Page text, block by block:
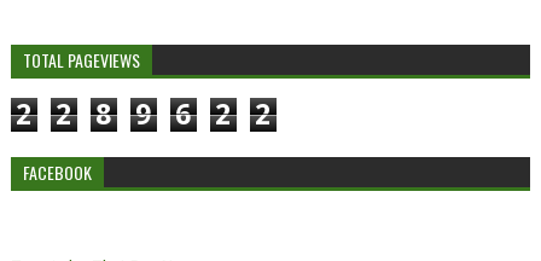
TOTAL PAGEVIEWS
2 2 8 9 6 2 2
FACEBOOK